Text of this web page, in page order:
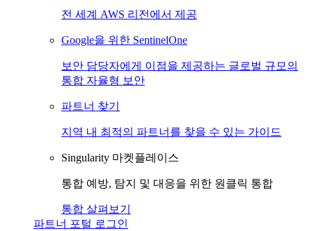
전 세계 AWS 리전에서 제공
Google을 위한 SentinelOne
보안 담당자에게 이점을 제공하는 글로벌 규모의
통합 자율형 보안
파트너 찾기
지역 내 최적의 파트너를 찾을 수 있는 가이드
Singularity 마켓플레이스
통합 예방, 탐지 및 대응을 위한 원클릭 통합
통합 살펴보기
파트너 포털 로그인